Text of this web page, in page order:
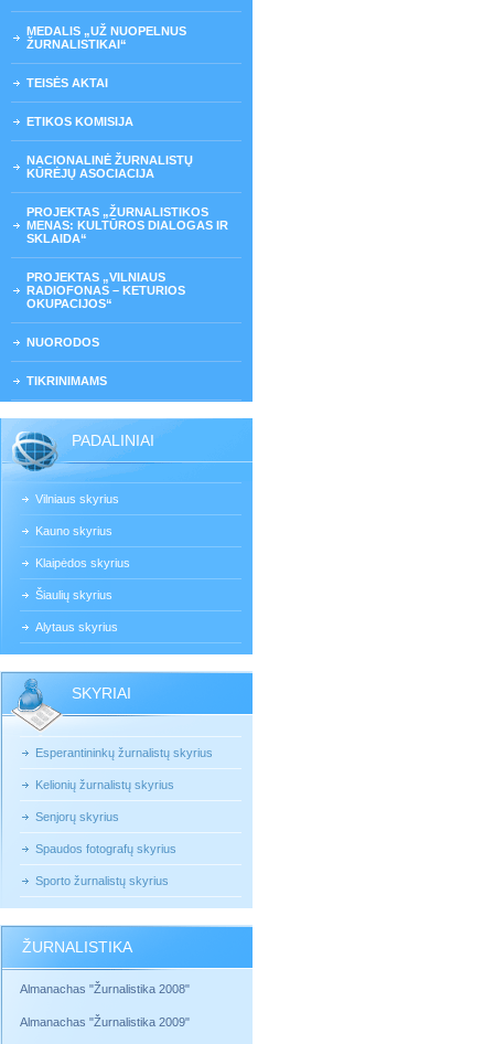
MEDALIS „UŽ NUOPELNUS
ŽURNALISTIKAI“
TEISĖS AKTAI
ETIKOS KOMISIJA
NACIONALINĖ ŽURNALISTŲ
KŪRĖJŲ ASOCIACIJA
PROJEKTAS „ŽURNALISTIKOS
MENAS: KULTŪROS DIALOGAS IR
SKLAIDA“
PROJEKTAS „VILNIAUS
RADIOFONAS – KETURIOS
OKUPACIJOS“
NUORODOS
TIKRINIMAMS
PADALINIAI
Vilniaus skyrius
Kauno skyrius
Klaipėdos skyrius
Šiaulių skyrius
Alytaus skyrius
SKYRIAI
Esperantininkų žurnalistų skyrius
Kelionių žurnalistų skyrius
Senjorų skyrius
Spaudos fotografų skyrius
Sporto žurnalistų skyrius
ŽURNALISTIKA
Almanachas "Žurnalistika 2008"
Almanachas "Žurnalistika 2009"